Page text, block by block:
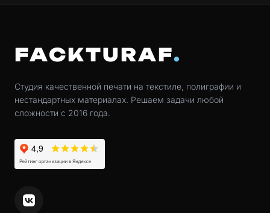
FACKTURAF
Студия качественной печати на текстиле, полиграфии и
нестандартных материалах. Решаем задачи любой
сложности с 2016 года.